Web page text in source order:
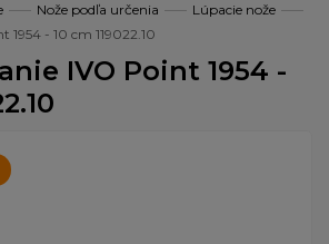
Nože podľa určenia
Lúpacie nože
1954 - 10 cm 119022.10
IVO Point 1954 -